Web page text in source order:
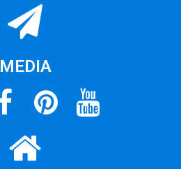
MEDIA